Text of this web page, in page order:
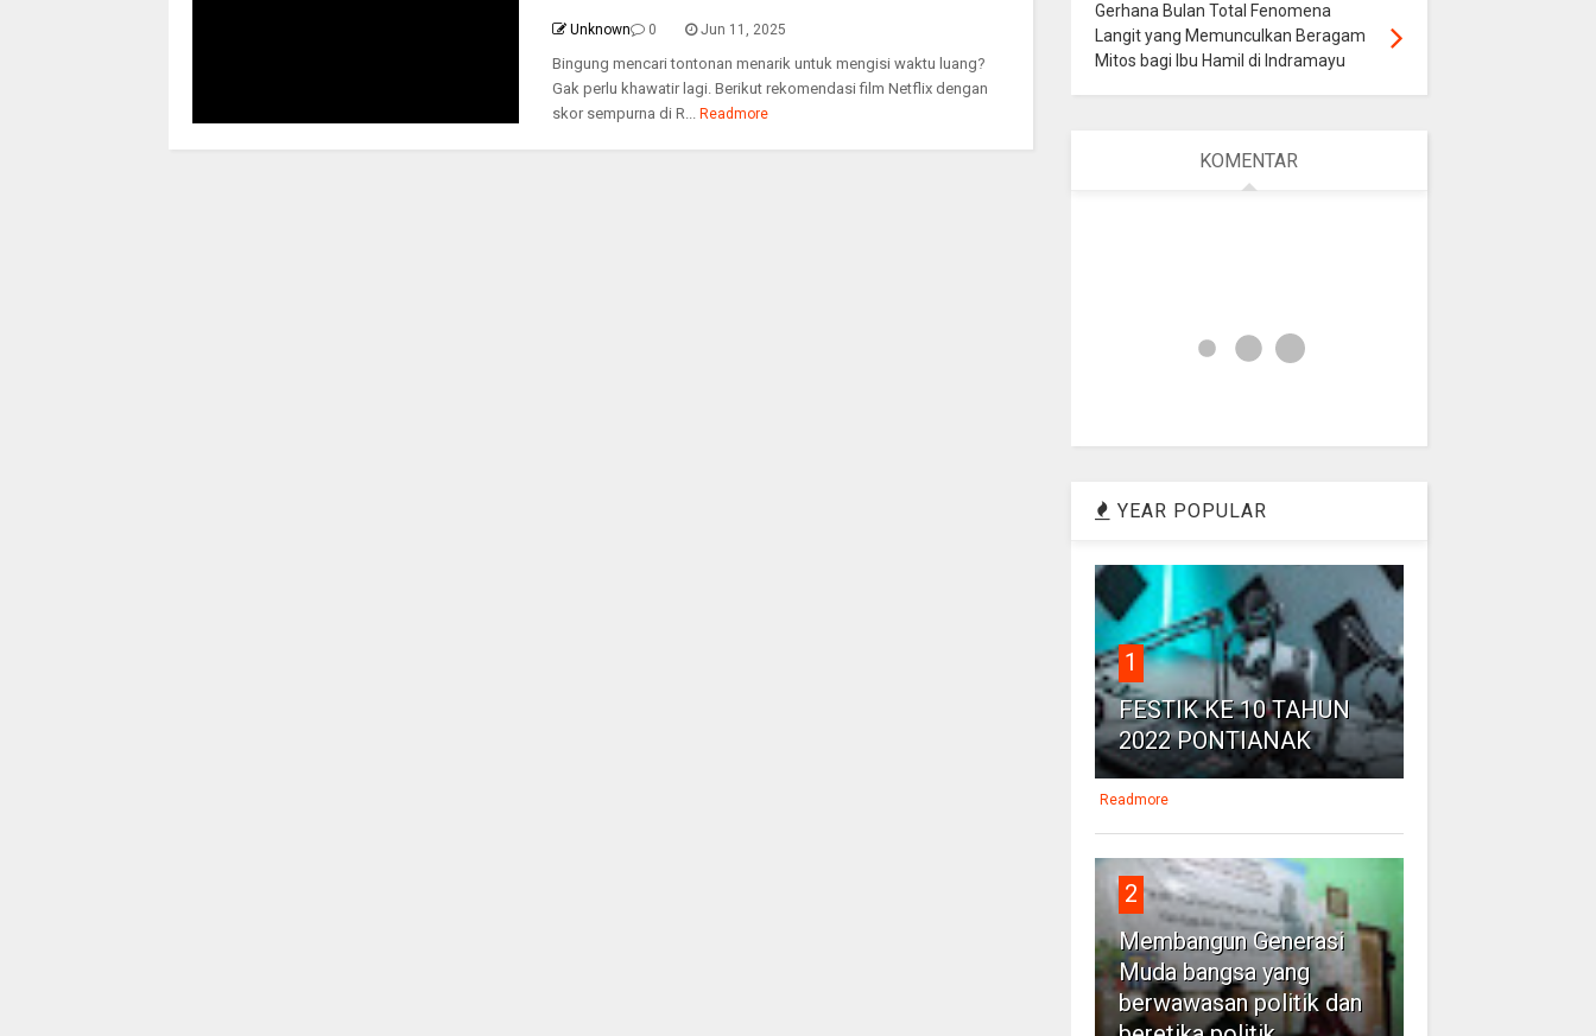
Unknown 0 Jun 11, 2025
Bingung mencari tontonan menarik untuk mengisi waktu luang?
Gak perlu khawatir lagi. Berikut rekomendasi film Netflix dengan
skor sempurna di R... Readmore
Gerhana Bulan Total Fenomena
Langit yang Memunculkan Beragam
Mitos bagi Ibu Hamil di Indramayu
KOMENTAR
YEAR POPULAR
1
FESTIK KE 10 TAHUN
2022 PONTIANAK
Readmore
2
Membangun Generasi
Muda bangsa yang
berwawasan politik dan